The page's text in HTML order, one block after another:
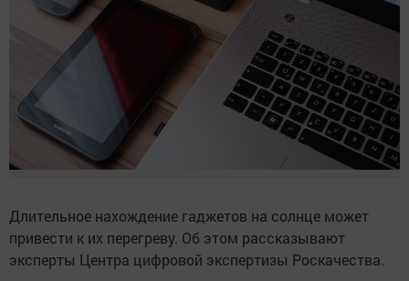
Длительное нахождение гаджетов на солнце может
привести к их перегреву. Об этом рассказывают
эксперты Центра цифровой экспертизы Роскачества.